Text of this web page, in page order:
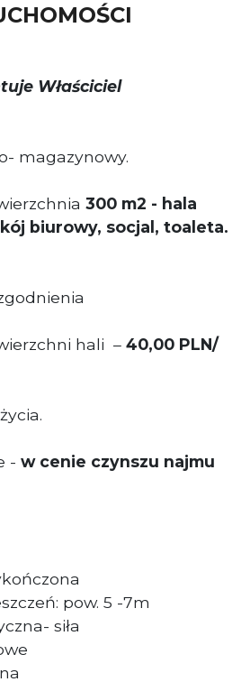
Właściciel
magazynowy.
300 m2 - hala
biurowy, socjal, toaleta.
hali – 40,00 PLN/
- w cenie czynszu najmu
pow. 5 -7m
siła